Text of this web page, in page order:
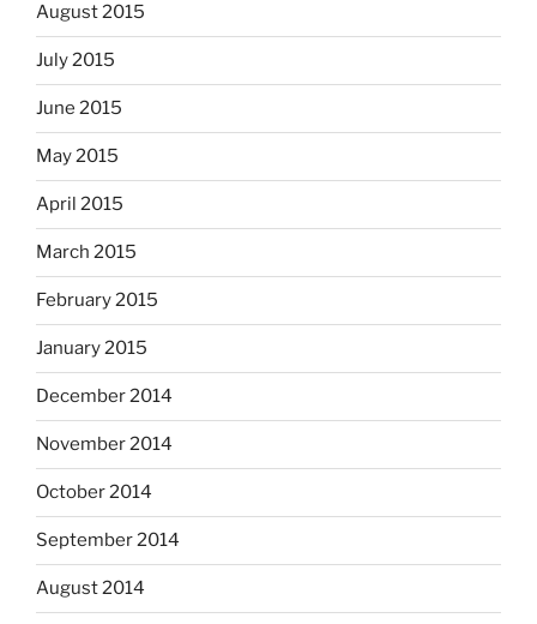
August 2015
July 2015
June 2015
May 2015
April 2015
March 2015
February 2015
January 2015
December 2014
November 2014
October 2014
September 2014
August 2014